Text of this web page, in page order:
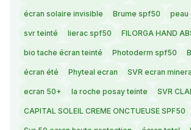
écran solaire invisible Brume spf50 peau
svr teinté lierac spf50 FILORGA HAND
bio tache écran teinté Photoderm spf50
écran été Phyteal ecran SVR ecran
ecran 50+ la roche posay teinte SVR
CAPITAL SOLEIL CREME ONCTUEUSE SPF50